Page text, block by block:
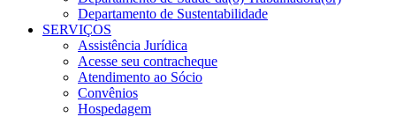
Departamento de Sustentabilidade
SERVIÇOS
Assistência Jurídica
Acesse seu contracheque
Atendimento ao Sócio
Convênios
Hospedagem